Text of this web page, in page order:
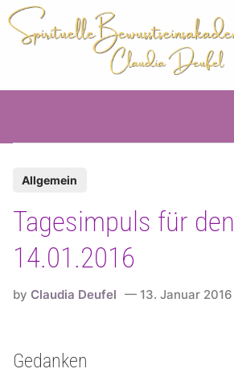
Skip
to
content
t
e
d
Allgemein
Tagesimpuls für den
14.01.2016
byClaudia Deufel 13. Januar 2016
Gedanken